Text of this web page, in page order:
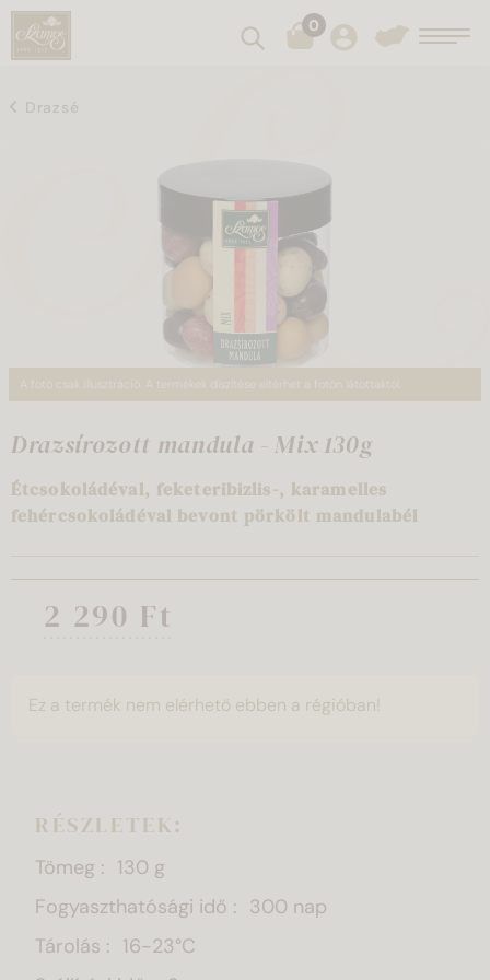
Keresés0
Drazsé
A fotó csak illusztráció. A termékek díszítése eltérhet a fotón látottaktól.
Drazsírozott mandula - Mix 130g
Étcsokoládéval, feketeribizlis-, karamelles
fehércsokoládéval bevont pörkölt mandulabél
2 290 Ft
Ez a termék nem elérhető ebben a régióban!
RÉSZLETEK:
Tömeg
130 g
Fogyaszthatósági idő
300 nap
Tárolás
16-23°C